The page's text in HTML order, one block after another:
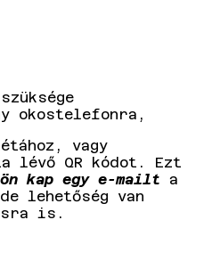
okostelefonra,
vagy
lévő QR kódot. Ezt
kap egy e-mailt a
lehetőség van
is.